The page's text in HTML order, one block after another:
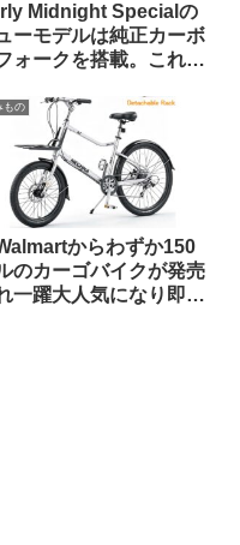
Midnight Specialの
ーモデルは純正カーボ
ォークを搭載。これで
もの
からわずか150
のカーゴバイクが発売
一躍大人気になり即日